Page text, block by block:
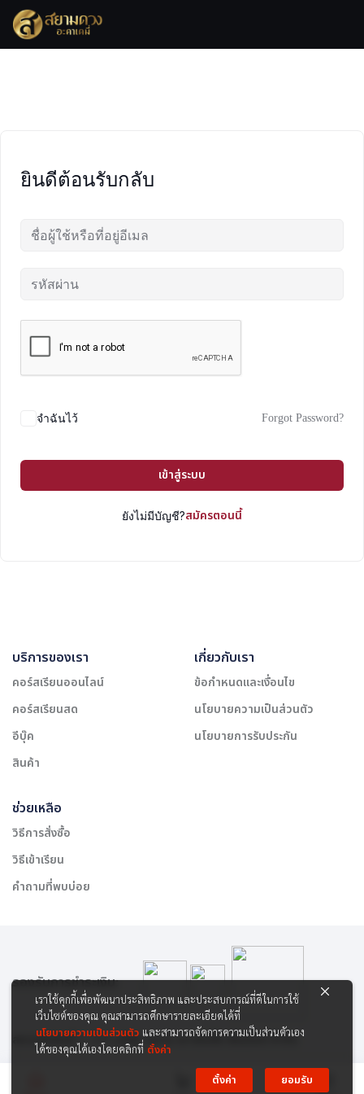
Skip
content
ยินดีต้อนรับกลับ
จำฉันไว้ Forgot Password?
เข้าสู่ระบบ
ยังไม่มีบัญชี?สมัครตอนนี้
บริการของเรา
คอร์สเรียนออนไลน์
คอร์สเรียนสด
อีบุ๊ค
สินค้า
เกี่ยวกับเรา
ข้อกำหนดและเงื่อนไข
นโยบายความเป็นส่วนตัว
นโยบายการรับประกัน
ช่วยเหลือ
วิธีการสั่งซื้อ
วิธีเข้าเรียน
คำถามที่พบบ่อย
สงวนลิขสิทธิ์ © 2565 บริษัท สยาม เคาเซิลลิ่ง เซ็นเตอร์ จำกัด
รองรับการชำระเงิน:
เราใช้คุกกี้เพื่อพัฒนาประสิทธิภาพ และประสบการณ์ที่ดีในการใช้
เว็บไซต์ของคุณ คุณสามารถศึกษารายละเอียดได้ที่
นโยบายความเป็นส่วนตัว และสามารถจัดการความเป็นส่วนตัวเอง
ได้ของคุณได้เองโดยคลิกที่ ตั้งค่า
ตั้งค่า
ยอมรับ